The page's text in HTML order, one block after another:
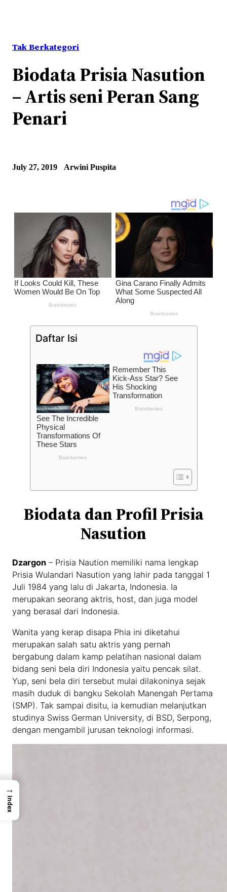
Tak Berkategori
Biodata Prisia Nasution
– Artis seni Peran Sang
Penari
July 27, 2019 Arwini Puspita
Daftar Isi
Biodata dan Profil Prisia
Nasution
Dzargon – Prisia Naution memiliki nama lengkap
Prisia Wulandari Nasution yang lahir pada tanggal 1
Juli 1984 yang lalu di Jakarta, Indonesia. Ia
merupakan seorang aktris, host, dan juga model
yang berasal dari Indonesia.
Wanita yang kerap disapa Phia ini diketahui
merupakan salah satu aktris yang pernah
bergabung dalam kamp pelatihan nasional dalam
bidang seni bela diri Indonesia yaitu pencak silat.
Yup, seni bela diri tersebut mulai dilakoninya sejak
masih duduk di bangku Sekolah Manengah Pertama
(SMP). Tak sampai disitu, ia kemudian melanjutkan
studinya Swiss German University, di BSD, Serpong,
dengan mengambil jurusan teknologi informasi.
→
Index